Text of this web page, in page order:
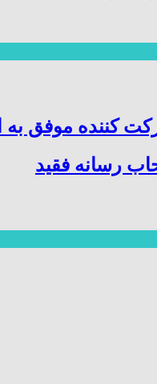
کننده موفق
رسانه فقید